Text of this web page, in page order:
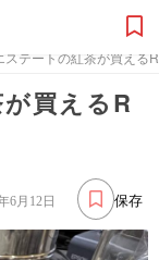
ステートの紅茶が買える
買えるR
保存
6月12日